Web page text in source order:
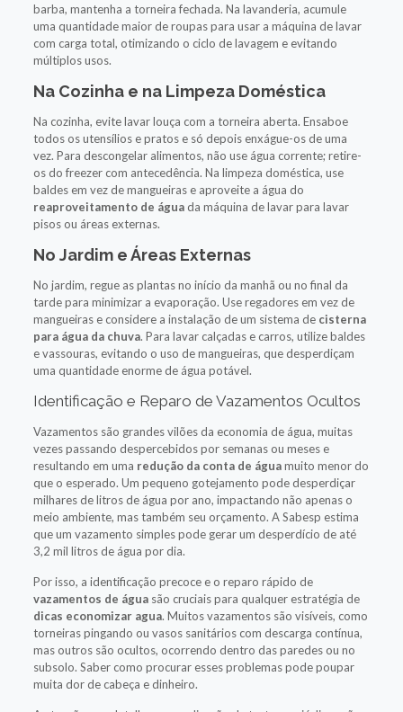
barba, mantenha a torneira fechada. Na lavanderia, acumule
uma quantidade maior de roupas para usar a máquina de lavar
com carga total, otimizando o ciclo de lavagem e evitando
múltiplos usos.
Na Cozinha e na Limpeza Doméstica
Na cozinha, evite lavar louça com a torneira aberta. Ensaboe
todos os utensílios e pratos e só depois enxágue-os de uma
vez. Para descongelar alimentos, não use água corrente; retire-
os do freezer com antecedência. Na limpeza doméstica, use
baldes em vez de mangueiras e aproveite a água do
reaproveitamento de águada máquina de lavar para lavar
pisos ou áreas externas.
No Jardim e Áreas Externas
No jardim, regue as plantas no início da manhã ou no final da
tarde para minimizar a evaporação. Use regadores em vez de
mangueiras e considere a instalação de um sistema de cisterna
para água da chuva. Para lavar calçadas e carros, utilize baldes
e vassouras, evitando o uso de mangueiras, que desperdiçam
uma quantidade enorme de água potável.
Identificação e Reparo de Vazamentos Ocultos
Vazamentos são grandes vilões da economia de água, muitas
vezes passando despercebidos por semanas ou meses e
resultando em uma redução da conta de águamuito menor do
que o esperado. Um pequeno gotejamento pode desperdiçar
milhares de litros de água por ano, impactando não apenas o
meio ambiente, mas também seu orçamento. A Sabesp estima
que um vazamento simples pode gerar um desperdício de até
3,2 mil litros de água por dia.
Por isso, a identificação precoce e o reparo rápido de
vazamentos de águasão cruciais para qualquer estratégia de
dicas economizar agua. Muitos vazamentos são visíveis, como
torneiras pingando ou vasos sanitários com descarga contínua,
mas outros são ocultos, ocorrendo dentro das paredes ou no
subsolo. Saber como procurar esses problemas pode poupar
muita dor de cabeça e dinheiro.